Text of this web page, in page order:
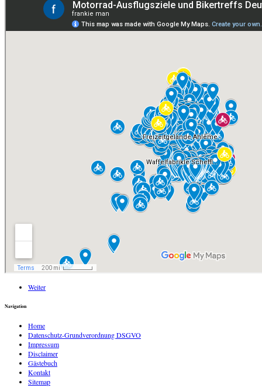
Weiter
Navigation
Home
Datenschutz-Grundverordnung DSGVO
Impressum
Disclaimer
Gästebuch
Kontakt
Sitemap